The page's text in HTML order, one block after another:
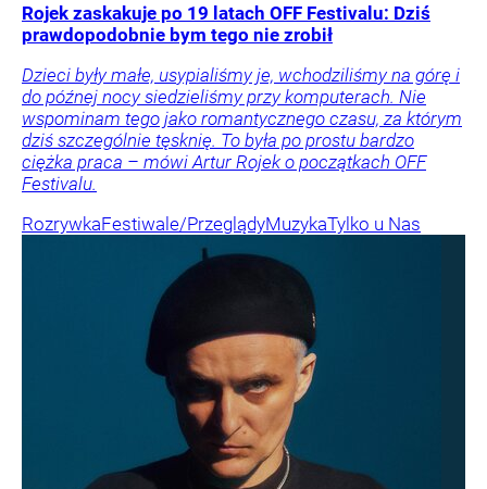
Rojek zaskakuje po 19 latach OFF Festivalu: Dziś
prawdopodobnie bym tego nie zrobił
Dzieci były małe, usypialiśmy je, wchodziliśmy na górę i
do późnej nocy siedzieliśmy przy komputerach. Nie
wspominam tego jako romantycznego czasu, za którym
dziś szczególnie tęsknię. To była po prostu bardzo
ciężka praca – mówi Artur Rojek o początkach OFF
Festivalu.
RozrywkaFestiwale/PrzeglądyMuzykaTylko u Nas